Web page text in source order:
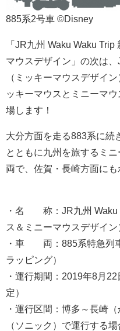
885系2号車 ©Disney
「JR九州 Waku Waku
マウスデザイン」の次は
（ミッキーマウスデザイ
ッキーマウスとミニーマ
場します！
大分方面を走る883系に続
とともに九州を旅するミ
両で、佐賀・長崎方面に
・名 称：JR九州 Waku
ス＆ミニーマウスデザイン
・車 両：885系特急列
ラッピング）
・運行期間：2019年8月
定）
・運行区間：博多～長崎
（ソニック）で運行する場